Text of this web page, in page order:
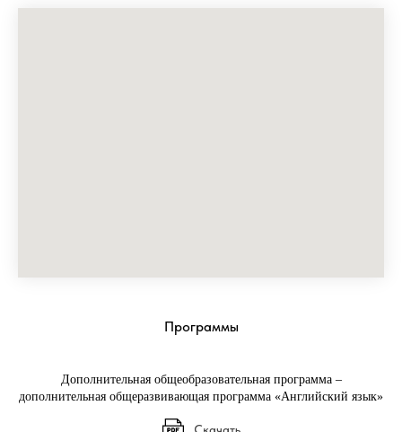
Программы
Дополнительная общеобразовательная программа –
дополнительная общеразвивающая программа «Английский язык»
Скачать